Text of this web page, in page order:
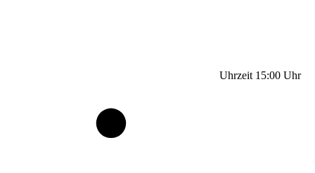
Uhrzeit 15:00 Uhr